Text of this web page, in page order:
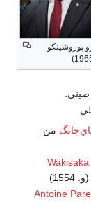
پوروشينكو
صيني.
من
Antoine